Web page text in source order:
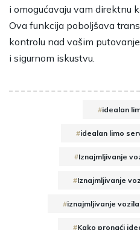
i omogućavaju vam direktnu
Ova funkcija poboljšava
kontrolu nad vašim
i sigurnom iskustvu.
idealan
idealan limo
Iznajmljivanje
Iznajmljivanje
iznajmljivanje
Kako pronaći